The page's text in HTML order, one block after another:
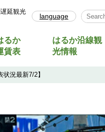
延観光
language
Select
るか
賃表
はるか沿線観
光情報
況最新7/2】